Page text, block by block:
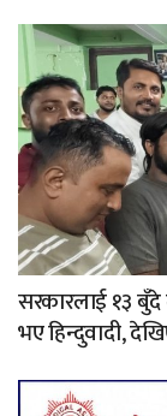
सरकारलाई १३
भए हिन्दुवादी,